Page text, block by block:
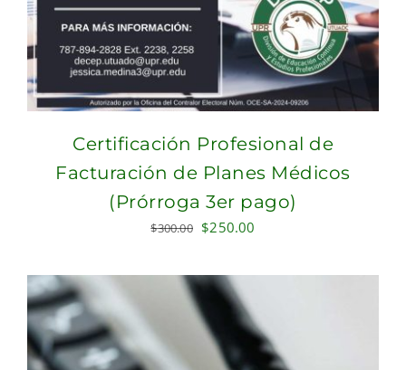
Certificación Profesional de
Facturación de Planes Médicos
(Prórroga 3er pago)
$300.00 Original
was:
$300.00.
$250.00
is: